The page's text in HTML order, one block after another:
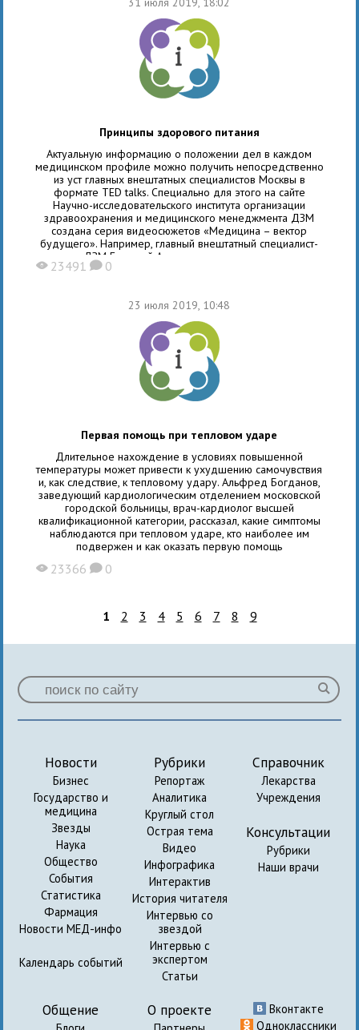
Принципы здорового питания
Актуальную информацию о положении дел в каждом
медицинском профиле можно получить непосредственно
из уст главных внештатных специалистов Москвы в
формате TED talks. Специально для этого на сайте
Научно-исследовательского института организации
здравоохранения и медицинского менеджмента ДЗМ
создана серия видеосюжетов «Медицина – вектор
будущего». Например, главный внештатный специалист-
терапевт ДЗМ Григорий Арутюнов рассказал о взгляде на
современную терапию и терапевта и почему врач
X 23491 K 0
23 июля 2019, 10:48
Первая помощь при тепловом ударе
Длительное нахождение в условиях повышенной
температуры может привести к ухудшению самочувствия
и, как следствие, к тепловому удару. Альфред Богданов,
заведующий кардиологическим отделением московской
городской больницы, врач-кардиолог высшей
квалификационной категории, рассказал, какие симптомы
наблюдаются при тепловом ударе, кто наиболее им
подвержен и как оказать первую помощь
X 23366 K 0
1 2 3 4 5 6 7 8 9
Новости
Бизнес
Государство и
медицина
Звезды
Наука
Общество
События
Статистика
Фармация
Новости МЕД-инфо
Календарь событий
Рубрики
Репортаж
Аналитика
Круглый стол
Острая тема
Видео
Инфографика
Интерактив
История читателя
Интервью со
звездой
Интервью с
экспертом
Статьи
Справочник
Лекарства
Учреждения
Консультации
Рубрики
Наши врачи
Общение О проекте
Вконтакте
Одноклассники